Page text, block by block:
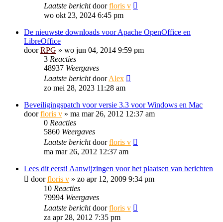
Laatste berichtdoorfloris v
wo okt 23, 2024 6:45 pm
De nieuwste downloads voor Apache OpenOffice en
LibreOffice
doorRPG » wo jun 04, 2014 9:59 pm
3 Reacties
48937 Weergaves
Laatste berichtdoorAlex
zo mei 28, 2023 11:28 am
Beveiligingspatch voor versie 3.3 voor Windows en Mac
doorfloris v » ma mar 26, 2012 12:37 am
0 Reacties
5860 Weergaves
Laatste berichtdoorfloris v
ma mar 26, 2012 12:37 am
Lees dit eerst! Aanwijzingen voor het plaatsen van berichten
doorfloris v » zo apr 12, 2009 9:34 pm
10 Reacties
79994 Weergaves
Laatste berichtdoorfloris v
za apr 28, 2012 7:35 pm